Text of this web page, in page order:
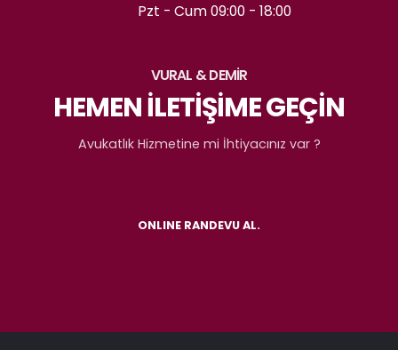
Pzt - Cum 09:00 - 18:00
VURAL & DEMİR
HEMEN İLETİŞİME GEÇİN
Avukatlık Hizmetine mi İhtiyacınız var ?
ONLINE RANDEVU AL.